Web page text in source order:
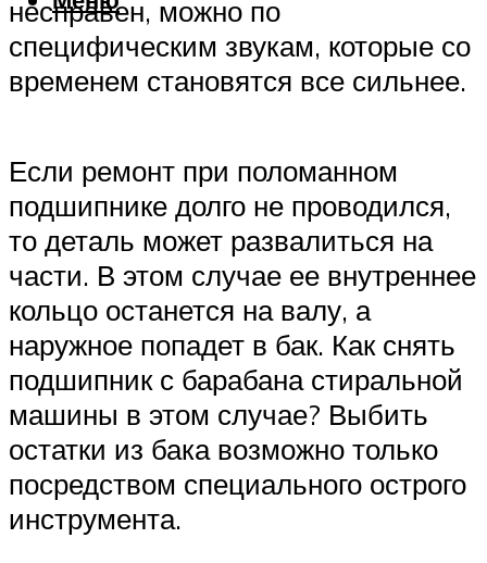
несправен, можно по
специфическим звукам, которые со
временем становятся все сильнее.
Если ремонт при поломанном
подшипнике долго не проводился,
то деталь может развалиться на
части. В этом случае ее внутреннее
кольцо останется на валу, а
наружное попадет в бак. Как снять
подшипник с барабана стиральной
машины в этом случае? Выбить
остатки из бака возможно только
посредством специального острого
инструмента.